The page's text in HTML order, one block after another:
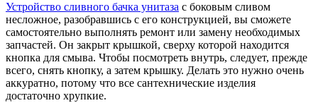
Устройство сливного бачка унитаза с боковым сливом
несложное, разобравшись с его конструкцией, вы сможете
самостоятельно выполнять ремонт или замену необходимых
запчастей. Он закрыт крышкой, сверху которой находится
кнопка для смыва. Чтобы посмотреть внутрь, следует, прежде
всего, снять кнопку, а затем крышку. Делать это нужно очень
аккуратно, потому что все сантехнические изделия
достаточно хрупкие.